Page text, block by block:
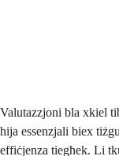
Valutazzjoni bla xkiel
hija essenzjali biex
effiċjenza tiegħek. Li